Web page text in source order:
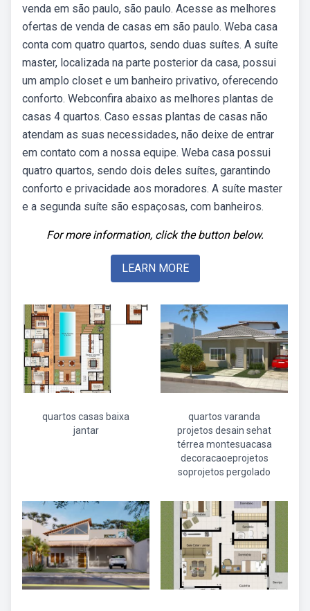
venda em são paulo, são paulo. Acesse as melhores
ofertas de venda de casas em são paulo. Weba casa
conta com quatro quartos, sendo duas suítes. A suíte
master, localizada na parte posterior da casa, possui
um amplo closet e um banheiro privativo, oferecendo
conforto. Webconfira abaixo as melhores plantas de
casas 4 quartos. Caso essas plantas de casas não
atendam as suas necessidades, não deixe de entrar
em contato com a nossa equipe. Weba casa possui
quatro quartos, sendo dois deles suítes, garantindo
conforto e privacidade aos moradores. A suíte master
e a segunda suíte são espaçosas, com banheiros.
For more information, click the button below.
LEARN MORE
quartos casas baixa
jantar
quartos varanda
projetos desain sehat
térrea montesuacasa
decoracaoeprojetos
soprojetos pergolado